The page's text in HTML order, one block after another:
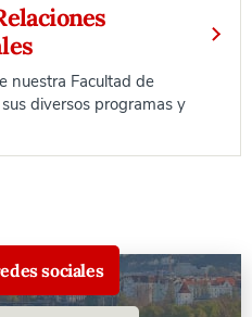
nuestra Facultad de
diversos programas y
sociales